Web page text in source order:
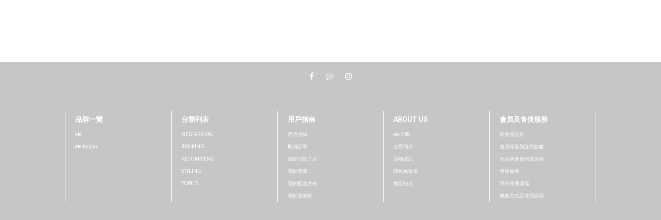
品牌一覽
ete
ete bujoux
分類列表
NEW ARRIVAL
RANKING
RECOMMEND
STYLING
TOPICS
用戶指南
用戶須知
取消訂單
關於付款方式
關於運費
關於配送方式
關於退換貨
ABOUT US
ete SNS
公司簡介
店櫃資訊
隱私權政策
禮品包裝
會員及售後服務
新會員註冊
會員等級與紅利點數
全品牌會員制度說明
售後服務
日常保養清潔
佩戴方式及使用說明